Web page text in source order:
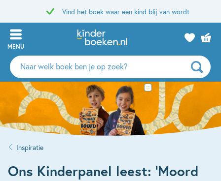
Vind het boek waar een kind blij van wordt
MENU
Zoeken
naar
boeken,
auteurs
uitgevers
Inspiratie
Ons Kinderpanel leest: ‘Moord